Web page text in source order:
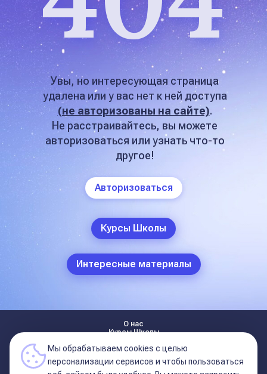
Увы, но интересующая страница
удалена или у вас нет к ней доступа
(не авторизованы на сайте).
Не расстраивайтесь, вы можете
авторизоваться или узнать что-то
другое!
Авторизоваться
Курсы Школы
Интересные материалы
О нас
Курсы Школы
Условия оплаты обучения на курсах школы
Условия оплаты (11 поток)
Мы обрабатываем cookies с целью
персонализации сервисов и чтобы пользоваться